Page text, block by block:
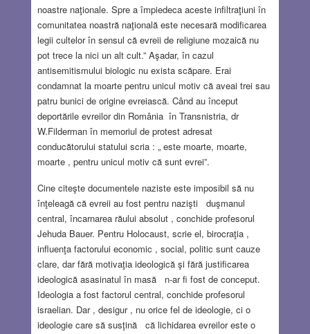
noastre naţionale. Spre a împiedeca aceste infiltraţiuni în
comunitatea noastră naţională este necesară modificarea
legii cultelor în sensul că evreii de religiune mozaică nu
pot trece la nici un alt cult.” Aşadar, în cazul
antisemitismului biologic nu exista scăpare. Erai
condamnat la moarte pentru unicul motiv că aveai trei sau
patru bunici de origine evreiască. Când au început
deportările evreilor din România în Transnistria, dr
W.Filderman în memoriul de protest adresat
conducătorului statului scria : „ este moarte, moarte,
moarte , pentru unicul motiv că sunt evrei”.
Cine citeşte documentele naziste este imposibil să nu
înţeleagă că evreii au fost pentru nazişti duşmanul
central, încarnarea răului absolut , conchide profesorul
Jehuda Bauer. Pentru Holocaust, scrie el, birocraţia ,
influenţa factorului economic , social, politic sunt cauze
clare, dar fără motivaţia ideologică şi fără justificarea
ideologică asasinatul în masă n-ar fi fost de conceput.
Ideologia a fost factorul central, conchide profesorul
israelian. Dar , desigur , nu orice fel de ideologie, ci o
ideologie care să susţină că lichidarea evreilor este o